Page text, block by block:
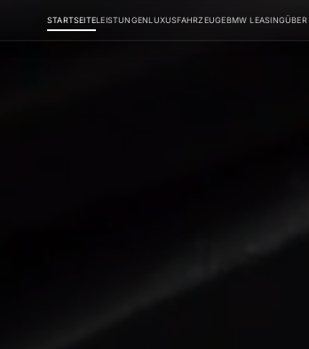
STARTSEITELEISTUNGENLUXUSFAHRZEUGEBMW LEASING